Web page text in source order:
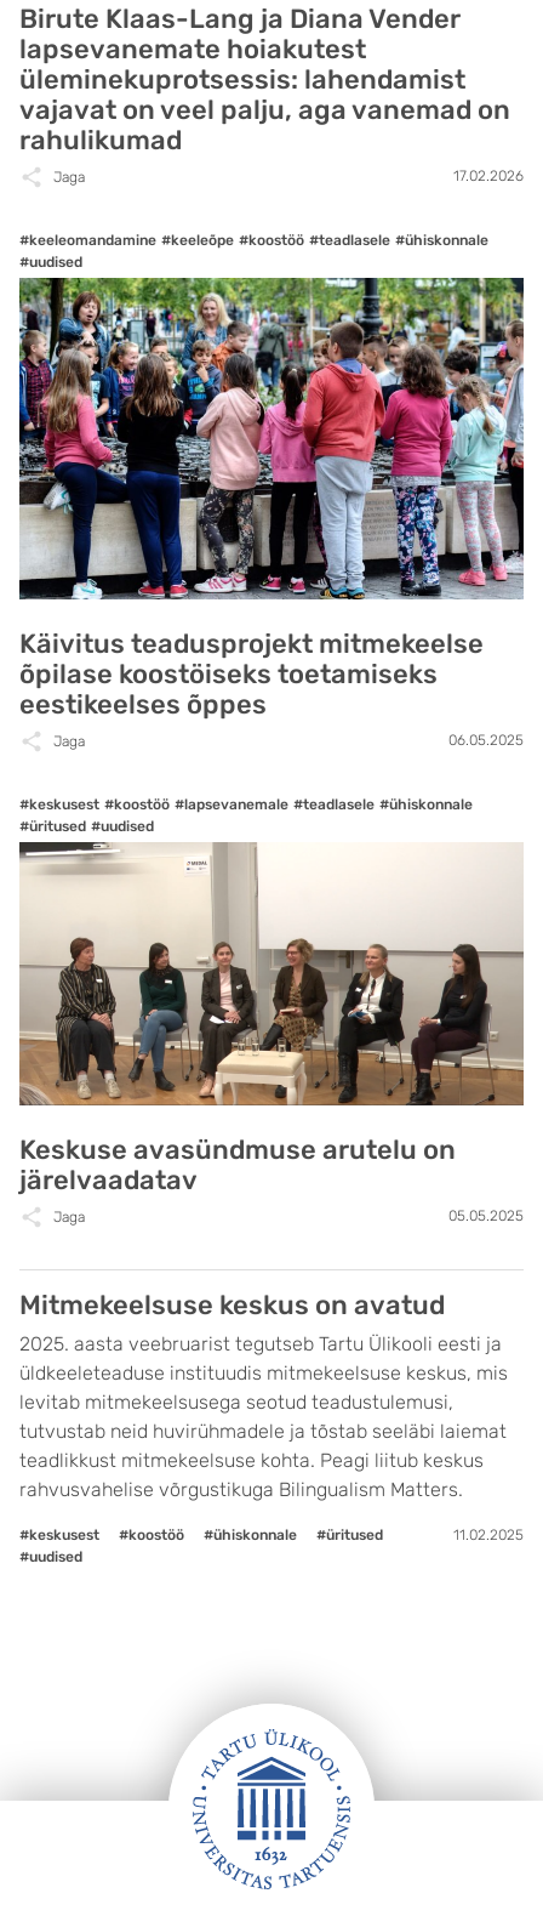
Birute Klaas-Lang ja Diana Vender
lapsevanemate hoiakutest
üleminekuprotsessis: lahendamist
vajavat on veel palju, aga vanemad on
rahulikumad
Jaga 17.02.2026
#keeleomandamine #keeleõpe #koostöö #teadlasele #ühiskonnale
#uudised
Käivitus teadusprojekt mitmekeelse
õpilase koostöiseks toetamiseks
eestikeelses õppes
Jaga 06.05.2025
#keskusest #koostöö #lapsevanemale #teadlasele #ühiskonnale
#üritused #uudised
Keskuse avasündmuse arutelu on
järelvaadatav
Jaga 05.05.2025
Mitmekeelsuse keskus on avatud
2025. aasta veebruarist tegutseb Tartu Ülikooli eesti ja
üldkeeleteaduse instituudis mitmekeelsuse keskus, mis
levitab mitmekeelsusega seotud teadustulemusi,
tutvustab neid huvirühmadele ja tõstab seeläbi laiemat
teadlikkust mitmekeelsuse kohta. Peagi liitub keskus
rahvusvahelise võrgustikuga Bilingualism Matters.
#keskusest #koostöö #ühiskonnale
#üritused
#uudised
11.02.2025